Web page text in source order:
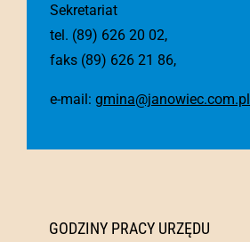
Sekretariat
tel. (89) 626 20 02,
faks (89) 626 21 86,
e-mail: gmina@janowiec.com.pl
GODZINY PRACY URZĘDU